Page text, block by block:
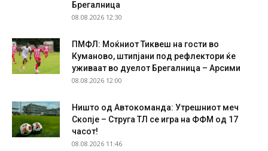
Брегалница
08.08.2026 12:30
ПМФЛ: Моќниот Тиквеш на гости во
Куманово, штипјани под рефлектори ќе
уживаат во дуелот Брегалница – Арсими
08.08.2026 12:00
Ништо од Автокоманда: Утрешниот меч
Скопје – Струга ТЛ се игра на ФФМ од 17
часот!
08.08.2026 11:46